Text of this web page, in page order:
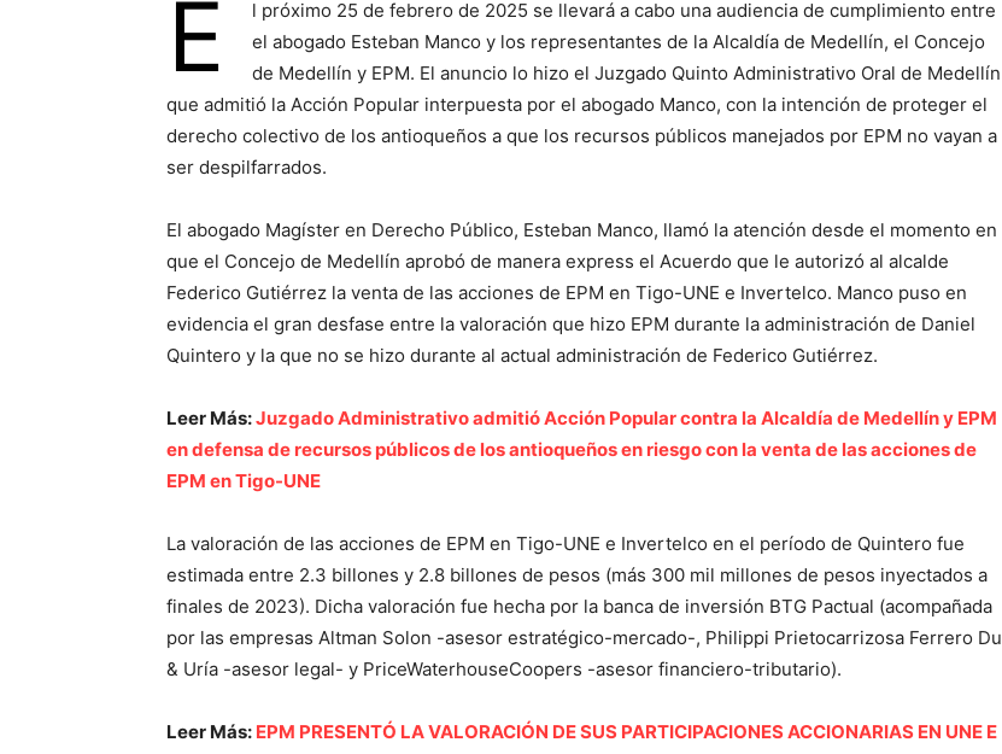
E
l próximo 25 de febrero de 2025 se llevará a cabo una audiencia de cumplimiento entre
el abogado Esteban Manco y los representantes de la Alcaldía de Medellín, el Concejo
de Medellín y EPM. El anuncio lo hizo el Juzgado Quinto Administrativo Oral de Medellín
que admitió la Acción Popular interpuesta por el abogado Manco, con la intención de proteger el
derecho colectivo de los antioqueños a que los recursos públicos manejados por EPM no vayan a
ser despilfarrados.
El abogado Magíster en Derecho Público, Esteban Manco, llamó la atención desde el momento en
que el Concejo de Medellín aprobó de manera express el Acuerdo que le autorizó al alcalde
Federico Gutiérrez la venta de las acciones de EPM en Tigo-UNE e Invertelco. Manco puso en
evidencia el gran desfase entre la valoración que hizo EPM durante la administración de Daniel
Quintero y la que no se hizo durante al actual administración de Federico Gutiérrez.
Leer Más:Juzgado Administrativo admitió Acción Popular contra la Alcaldía de Medellín y EPM
en defensa de recursos públicos de los antioqueños en riesgo con la venta de las acciones de
EPM en Tigo-UNE
La valoración de las acciones de EPM en Tigo-UNE e Invertelco en el período de Quintero fue
estimada entre 2.3 billones y 2.8 billones de pesos (más 300 mil millones de pesos inyectados a
finales de 2023). Dicha valoración fue hecha por la banca de inversión BTG Pactual (acompañada
por las empresas Altman Solon -asesor estratégico-mercado-, Philippi Prietocarrizosa Ferrero Du
& Uría -asesor legal- y PriceWaterhouseCoopers -asesor financiero-tributario).
Leer Más: EPM PRESENTÓ LA VALORACIÓN DE SUS PARTICIPACIONES ACCIONARIAS EN UNE E